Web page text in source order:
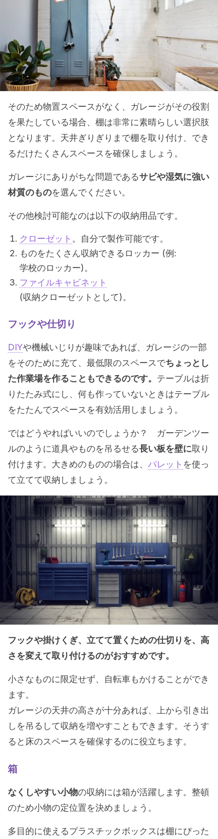
そのため物置スペースがなく、ガレージがその役割
を果たしている場合、棚は非常に素晴らしい選択肢
となります。天井ぎりぎりまで棚を取り付け、でき
るだけたくさんスペースを確保しましょう。
ガレージにありがちな問題であるサビや湿気に強い
材質のものを選んでください。
その他検討可能なのは以下の収納用品です。
クローゼット 。自分で製作可能です。
ものをたくさん収納できるロッカー (例:
学校のロッカー)。
ファイルキャビネット
(収納クローゼットとして)。
フックや仕切り
DIYや機械いじりが趣味であれば、ガレージの一部
をそのために充て、最低限のスペースでちょっとし
た作業場を作ることもできるのです。 テーブルは折
りたたみ式にし、何も作っていないときはテーブル
をたたんでスペースを有効活用しましょう。
ではどうやればいいのでしょうか？ ガーデンツー
ルのように道具やものを吊るせる長い板を壁に取り
付けます。大きめのものの場合は、 パレット を使っ
て立てて収納しましょう。
フックや掛けくぎ、立てて置くための仕切りを、高
さを変えて取り付けるのがおすすめです。
小さなものに限定せず、自転車もかけることができ
ます。
ガレージの天井の高さが十分あれば、上から引き出
しを吊るして収納を増やすこともできます。そうす
ると床のスペースを確保するのに役立ちます。
箱
なくしやすい小物の収納には箱が活躍します。整頓
のため小物の定位置を決めましょう。
多目的に使えるプラスチックボックスは棚にぴった